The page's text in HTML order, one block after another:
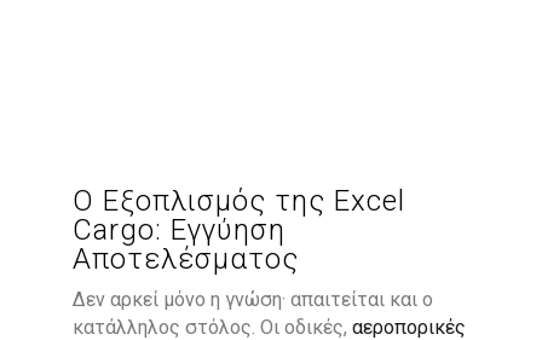
Ο Εξοπλισμός της Excel
Cargo: Εγγύηση
Αποτελέσματος
Δεν αρκεί μόνο η γνώση· απαιτείται και ο
κατάλληλος στόλος. Οι οδικές, αεροπορικές